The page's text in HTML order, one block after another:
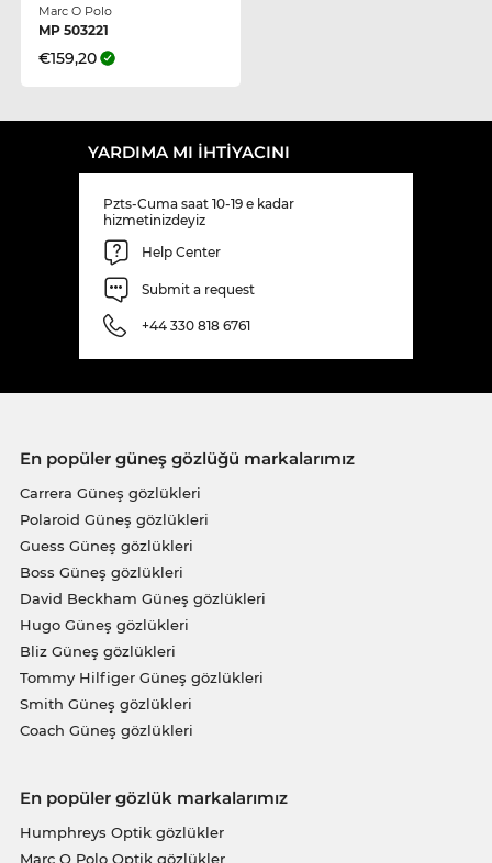
Marc O Polo
MP 503221
€159,20
YARDIMA MI IHTIYACINI
Pzts-Cuma saat 10-19 e kadar
hizmetinizdeyiz
Help Center
Submit a request
+44 330 818 6761
En popüler güneş gözlüğü markalarımız
Carrera Güneş gözlükleri
Polaroid Güneş gözlükleri
Guess Güneş gözlükleri
Boss Güneş gözlükleri
David Beckham Güneş gözlükleri
Hugo Güneş gözlükleri
Bliz Güneş gözlükleri
Tommy Hilfiger Güneş gözlükleri
Smith Güneş gözlükleri
Coach Güneş gözlükleri
En popüler gözlük markalarımız
Humphreys Optik gözlükler
Marc O Polo Optik gözlükler